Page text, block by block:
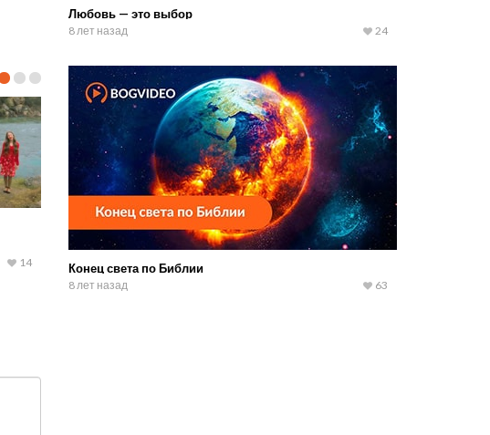
14
Любовь — это выбор
8 лет назад 24
Конец света по Библии
8 лет назад 63